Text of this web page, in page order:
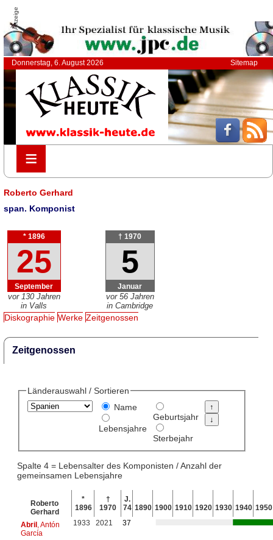
Anzeige
Donnerstag, 6. August 2026 Sitemap
≡
≡
Roberto Gerhard
span. Komponist
* 1896
25
September
vor 130 Jahren
in Valls
† 1970
5
Januar
vor 56 Jahren
in Cambridge
Diskographie Werke Zeitgenossen
Zeitgenossen
Länderauswahl / Sortieren
Name
Lebensjahre
Geburtsjahr
Sterbejahr
Spalte 4 = Lebensalter des Komponisten / Anzahl der
gemeinsamen Lebensjahre
Roberto
Gerhard
*
1896
†
1970
J.
74 1890 1900 1910 1920 1930 1940 1950
Abril, Antón
García
1933 2021 37